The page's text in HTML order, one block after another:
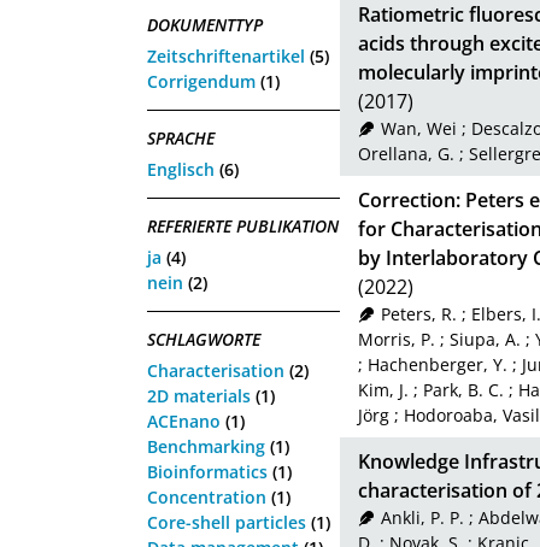
DOKUMENTTYP
Zeitschriftenartikel (5)
Corrigendum (1)
SPRACHE
Englisch (6)
REFERIERTE PUBLIKATION
ja (4)
nein (2)
SCHLAGWORTE
Characterisation (2)
2D materials (1)
ACEnano (1)
Benchmarking (1)
Bioinformatics (1)
Concentration (1)
Core-shell particles (1)
Ratiometric
acids through
molecularly
(2017)
Wan, Wei ;
Orellana, G. ;
Correction: Peters
for
by Interlaboratory
(2022)
Peters, R. ; Elbers, I.
Morris, P. ; Siupa, A. ;
; Hachenberger, Y. ;
Kim, J. ; Park, B. C. ;
Jörg ; Hodoroaba,
Knowledge
characterisation of
Ankli, P. P. ;